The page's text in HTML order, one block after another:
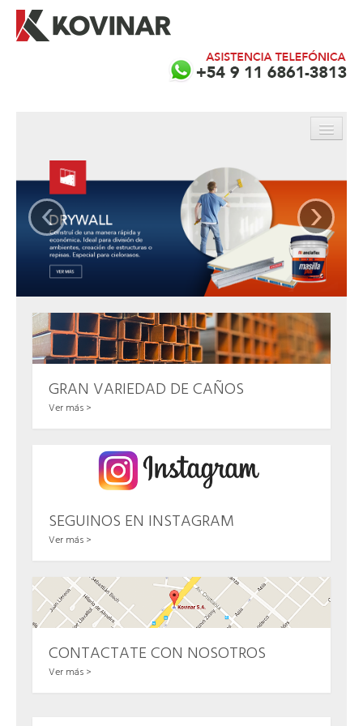
INICIO
PRODUCTOS
EMPRESA
SERVICIOS
CONTACTO
‹ ›
GRAN VARIEDAD DE CAÑOS
Ver más >
SEGUINOS EN INSTAGRAM
Ver más >
CONTACTATE CON NOSOTROS
Ver más >